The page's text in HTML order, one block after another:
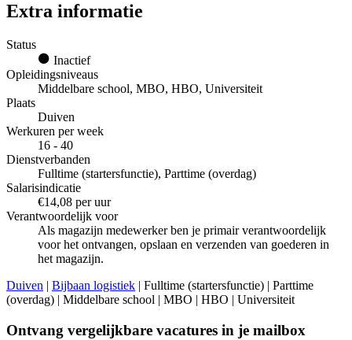
Extra informatie
Status
Inactief
Opleidingsniveaus
Middelbare school, MBO, HBO, Universiteit
Plaats
Duiven
Werkuren per week
16 - 40
Dienstverbanden
Fulltime (startersfunctie), Parttime (overdag)
Salarisindicatie
€14,08 per uur
Verantwoordelijk voor
Als magazijn medewerker ben je primair verantwoordelijk
voor het ontvangen, opslaan en verzenden van goederen in
het magazijn.
Duiven | Bijbaan logistiek | Fulltime (startersfunctie) | Parttime
(overdag) | Middelbare school | MBO | HBO | Universiteit
Ontvang vergelijkbare vacatures in je mailbox